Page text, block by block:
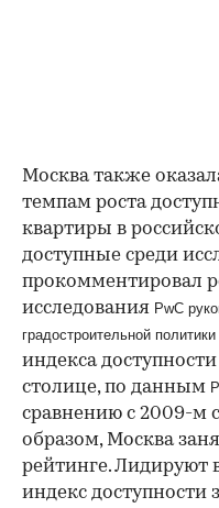
Москва также
темпам роста
квартиры в
доступные среди
прокомментировал
исследования PwC
градостроительной
индекса
столице, по данным
сравнению с 2009-м
образом, Москва
рейтинге. Лидируют
индекс доступности